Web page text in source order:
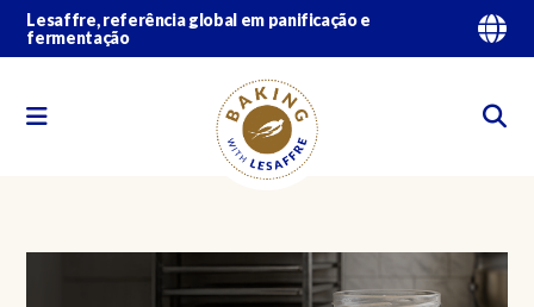
Lesaffre, referência global em panificação e
fermentação